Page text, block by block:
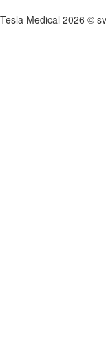
Tesla Medical 2026 ©